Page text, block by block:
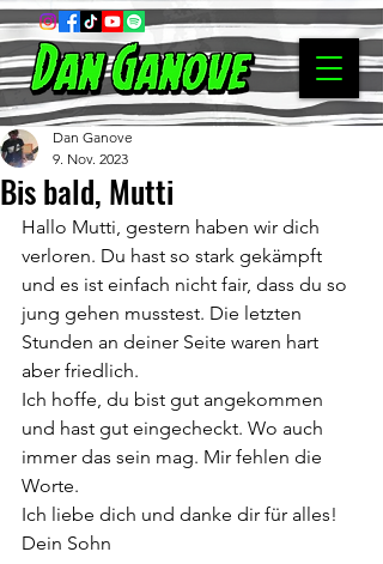
Bis bald, Mutti
Dan Ganove
9. Nov. 2023
Hallo Mutti, gestern haben wir dich
verloren. Du hast so stark gekämpft
und es ist einfach nicht fair, dass du so
jung gehen musstest. Die letzten
Stunden an deiner Seite waren hart
aber friedlich.
Ich hoffe, du bist gut angekommen
und hast gut eingecheckt. Wo auch
immer das sein mag. Mir fehlen die
Worte.
Ich liebe dich und danke dir für alles!
Dein Sohn